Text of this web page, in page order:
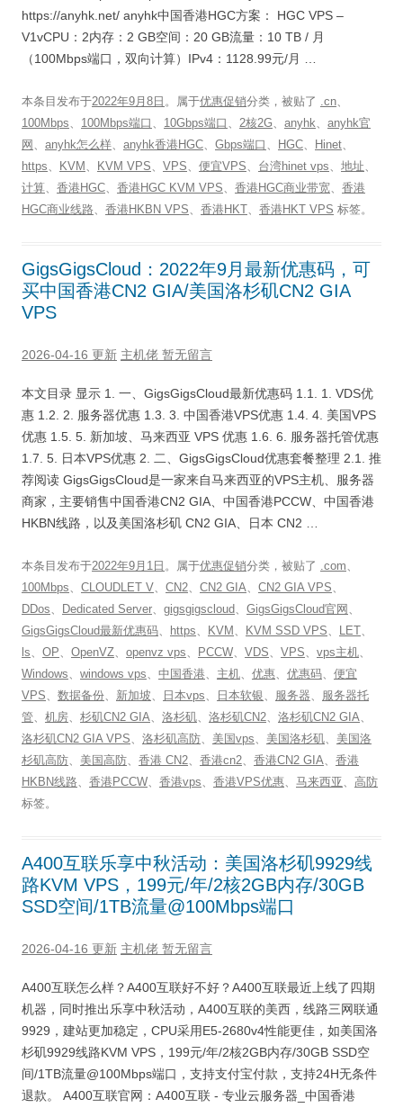
https://anyhk.net/ anyhk中国香港HGC方案： HGC VPS –
V1vCPU：2内存：2 GB空间：20 GB流量：10 TB / 月
（100Mbps端口，双向计算）IPv4：1128.99元/月 …
本条目发布于2022年9月8日 。属于优惠促销分类，被贴了 .cn、
100Mbps、 100Mbps端口 、 10Gbps端口 、 2核2G、 anyhk、 anyhk官
网 、 anyhk怎么样、 anyhk香港HGC、 Gbps端口 、 HGC、 Hinet、
https、 KVM 、 KVM VPS、 VPS、 便宜VPS、 台湾hinet vps、 地址、
计算、 香港HGC、 香港HGC KVM VPS、 香港HGC商业带宽、 香港
HGC商业线路、 香港HKBN VPS、 香港HKT、 香港HKT VPS 标签。
GigsGigsCloud：2022年9月最新优惠码，可
买中国香港CN2 GIA/美国洛杉矶CN2 GIA
VPS
2026-04-16 更新 主机佬 暂无留言
本文目录 显示 1. 一、GigsGigsCloud最新优惠码 1.1. 1. VDS优
惠 1.2. 2. 服务器优惠 1.3. 3. 中国香港VPS优惠 1.4. 4. 美国VPS
优惠 1.5. 5. 新加坡、马来西亚 VPS 优惠 1.6. 6. 服务器托管优惠
1.7. 5. 日本VPS优惠 2. 二、GigsGigsCloud优惠套餐整理 2.1. 推
荐阅读 GigsGigsCloud是一家来自马来西亚的VPS主机、服务器
商家，主要销售中国香港CN2 GIA、中国香港PCCW、中国香港
HKBN线路，以及美国洛杉矶 CN2 GIA、日本 CN2 …
本条目发布于2022年9月1日 。属于优惠促销分类，被贴了 .com、
100Mbps、 CLOUDLET V、 CN2、 CN2 GIA、 CN2 GIA VPS、
DDos、 Dedicated Server、 gigsgigscloud、 GigsGigsCloud官网 、
GigsGigsCloud最新优惠码、 https、 KVM 、 KVM SSD VPS、 LET、
ls、 OP、 OpenVZ、 openvz vps、 PCCW、 VDS、 VPS、 vps主机、
Windows、 windows vps、 中国香港、 主机、 优惠、 优惠码、 便宜
VPS、 数据备份、 新加坡、 日本vps、 日本软银、 服务器、 服务器托
管、 机房、 杉矶CN2 GIA、 洛杉矶、 洛杉矶CN2、 洛杉矶CN2 GIA、
洛杉矶CN2 GIA VPS、 洛杉矶高防、 美国vps、 美国洛杉矶、 美国洛
杉矶高防、 美国高防、 香港 CN2、 香港cn2、 香港CN2 GIA、 香港
HKBN线路、 香港PCCW、 香港vps、 香港VPS优惠、 马来西亚、 高防
标签。
A400互联乐享中秋活动：美国洛杉矶9929线
路KVM VPS，199元/年/2核2GB内存/30GB
SSD空间/1TB流量@100Mbps端口
2026-04-16 更新 主机佬 暂无留言
A400互联怎么样？A400互联好不好？A400互联最近上线了四期
机器，同时推出乐享中秋活动，A400互联的美西，线路三网联通
9929，建站更加稳定，CPU采用E5-2680v4性能更佳，如美国洛
杉矶9929线路KVM VPS，199元/年/2核2GB内存/30GB SSD空
间/1TB流量@100Mbps端口，支持支付宝付款，支持24H无条件
退款。 A400互联官网：A400互联 - 专业云服务器_中国香港